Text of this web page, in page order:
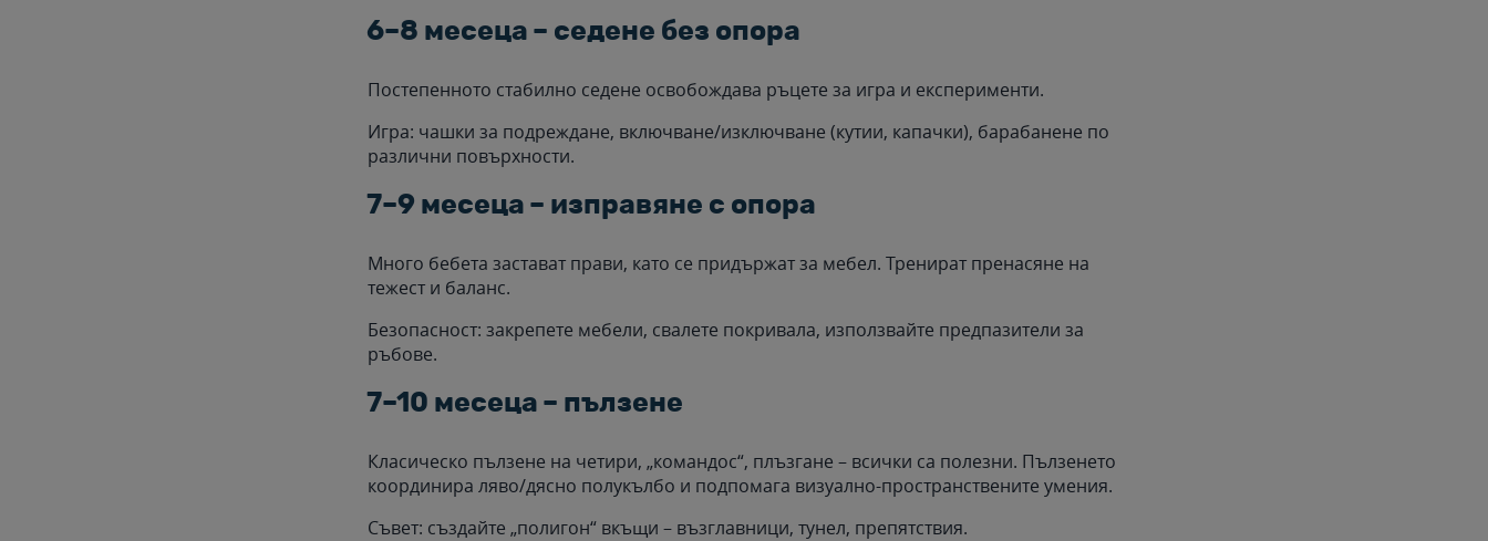
6–8 месеца – седене без опора
Постепенното стабилно седене освобождава ръцете за игра и експерименти.
Игра: чашки за подреждане, включване/изключване (кутии, капачки), барабанене по
различни повърхности.
7–9 месеца – изправяне с опора
Много бебета застават прави, като се придържат за мебел. Тренират пренасяне на
тежест и баланс.
Безопасност: закрепете мебели, свалете покривала, използвайте предпазители за
ръбове.
7–10 месеца – пълзене
Класическо пълзене на четири, „командос“, плъзгане – всички са полезни. Пълзенето
координира ляво/дясно полукълбо и подпомага визуално-пространствените умения.
Съвет: създайте „полигон“ вкъщи – възглавници, тунел, препятствия.